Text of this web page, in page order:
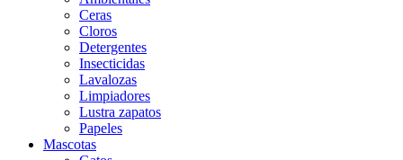
Ceras
Cloros
Detergentes
Insecticidas
Lavalozas
Limpiadores
Lustra zapatos
Papeles
Mascotas